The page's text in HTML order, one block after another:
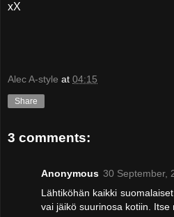
xX
Alec A-style at 04:15
Share
3 comments:
Anonymous 30 September,
Lähtiköhän kaikki
vai jäikö suurinosa kotiin. Itse